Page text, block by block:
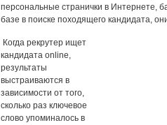
персональные странички в Интернете,
базе в поиске походящего кандидата,
Когда рекрутер ищет
кандидата online,
результаты
выстраиваются в
зависимости от того,
сколько раз ключевое
слово упоминалось в